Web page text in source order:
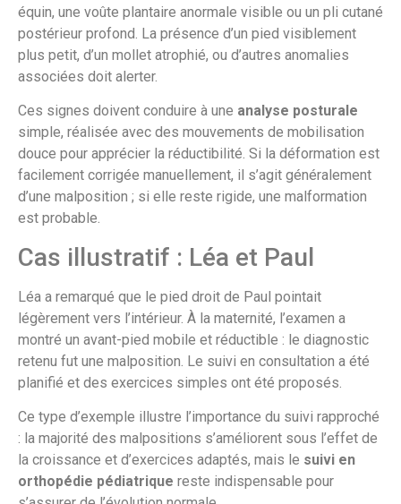
équin, une voûte plantaire anormale visible ou un pli cutané
postérieur profond. La présence d’un pied visiblement
plus petit, d’un mollet atrophié, ou d’autres anomalies
associées doit alerter.
Ces signes doivent conduire à une analyse posturale
simple, réalisée avec des mouvements de mobilisation
douce pour apprécier la réductibilité. Si la déformation est
facilement corrigée manuellement, il s’agit généralement
d’une malposition ; si elle reste rigide, une malformation
est probable.
Cas illustratif : Léa et Paul
Léa a remarqué que le pied droit de Paul pointait
légèrement vers l’intérieur. À la maternité, l’examen a
montré un avant-pied mobile et réductible : le diagnostic
retenu fut une malposition. Le suivi en consultation a été
planifié et des exercices simples ont été proposés.
Ce type d’exemple illustre l’importance du suivi rapproché
: la majorité des malpositions s’améliorent sous l’effet de
la croissance et d’exercices adaptés, mais le suivi en
orthopédie pédiatrique reste indispensable pour